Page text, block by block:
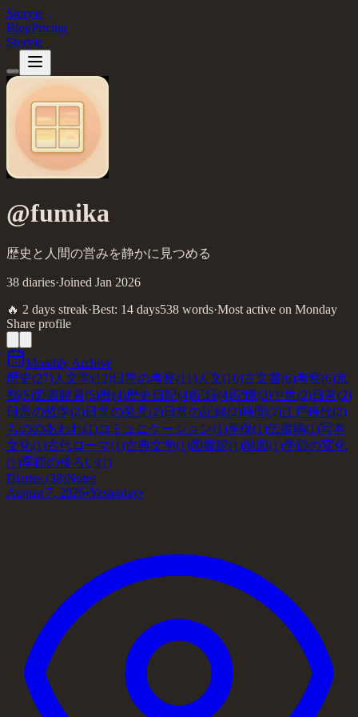
Storyie
BlogPricing
Storyie
@fumika
歴史と人間の営みを静かに見つめる
38 diaries·Joined Jan 2026
🔥 2 days streak·Best: 14 days538 words·Most active on Monday
Share profile
Monthly Archive
歴史(27) 人文学(12)日常の考察(11) 人文(10)古文書(6)考察(6)京
都(5)図書館員(5)暦(4)歴史日記(4)記録(4)記憶(3)中世(2)日常(2)
日常の哲学(2)日常の発見(2)日常の記録(2)時間(2)江戸時代(2)
もののあわれ(1)コミュニケーション(1)享保(1)伝書鳩(1)写本
文化(1)古代ローマ(1)古典文学(1)図書館(1)地図(1)季節の変化
(1)季節の移ろい(1)
Diaries (38)Notes
August 7, 2026•Yesterday•